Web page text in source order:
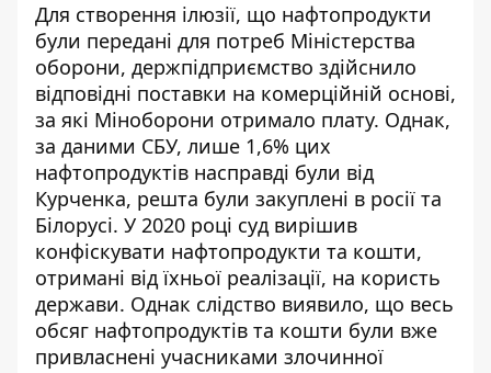
Для створення ілюзії, що нафтопродукти
були передані для потреб Міністерства
оборони, держпідприємство здійснило
відповідні поставки на комерційній основі,
за які Міноборони отримало плату. Однак,
за даними СБУ, лише 1,6% цих
нафтопродуктів насправді були від
Курченка, решта були закуплені в росії та
Білорусі. У 2020 році суд вирішив
конфіскувати нафтопродукти та кошти,
отримані від їхньої реалізації, на користь
держави. Однак слідство виявило, що весь
обсяг нафтопродуктів та кошти були вже
привласнені учасниками злочинної